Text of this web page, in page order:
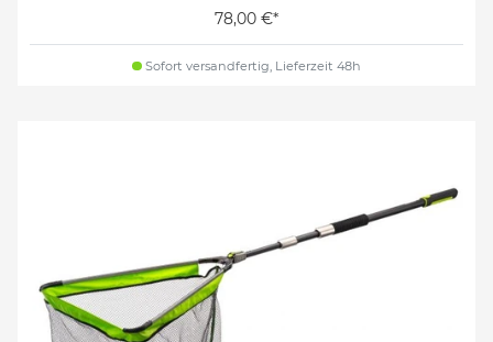
78,00 €*
Sofort versandfertig, Lieferzeit 48h